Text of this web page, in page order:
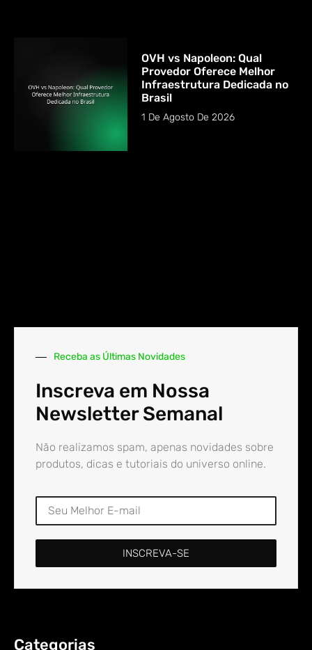
OVH vs Napoleon: Qual
Provedor Oferece Melhor
Infraestrutura Dedicada no
Brasil
1 De Agosto De 2026
Receba as Últimas Novidades
Inscreva em Nossa
Newsletter Semanal
Não realizamos spam, apenas novidades sobre
produtos, dicas e tutoriais do universo online.
INSCREVA-SE
Categorias